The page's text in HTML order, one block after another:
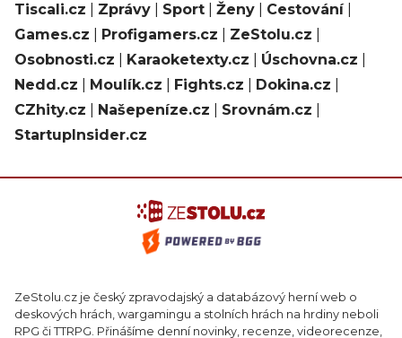
Tiscali.cz Zprávy Sport Ženy Cestování|
Games.cz
Profigamers.cz ZeStolu.cz
Osobnosti.cz
Karaoketexty.cz Úschovna.cz
Nedd.cz
Moulík.cz Fights.cz Dokina.cz
CZhity.cz
Našepeníze.cz Srovnám.cz
StartupInsider.cz
ZeStolu.cz je český zpravodajský a databázový herní web o
deskových hrách, wargamingu a stolních hrách na hrdiny neboli
RPG či TTRPG. Přinášíme denní novinky, recenze, videorecenze,